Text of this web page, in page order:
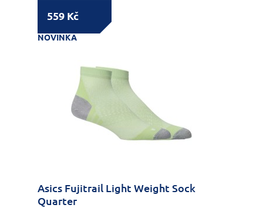
559 Kč
NOVINKA
Asics Fujitrail Light Weight Sock
Quarter